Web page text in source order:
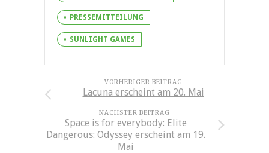
PRESSEMITTEILUNG
SUNLIGHT GAMES
VORHERIGER BEITRAG
Lacuna erscheint am 20. Mai
NÄCHSTER BEITRAG
Space is for everybody: Elite
Dangerous: Odyssey erscheint am 19.
Mai